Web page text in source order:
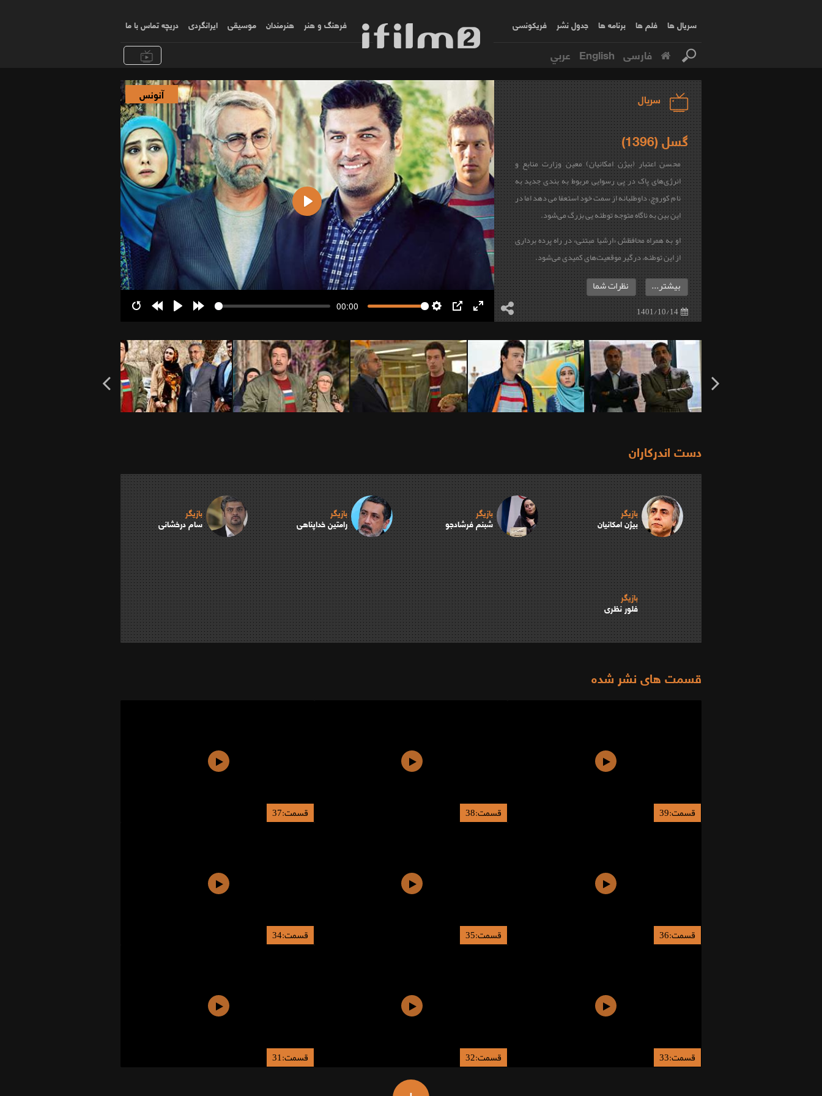
سریال ها فلم ها برنامه ها جدول نشر فریکونسی فرهنگ و هنر هنرمندان موسیقی ایرانگردی دریچه تماس با ما
فارسی English عربي
سریال
گسل (1396)
محسن اعتبار (بیژن امکانیان) معین وزارت منابع و
انرژی‌های پاک در پی رسوایی مربوط به بندی جدید به
نام کوروچ، داوطلبانه از سمت خود استعفا می دهد اما در
این بین به ناگاه متوجه توطئه‌ یی بزرگ می‌شود.
او به همراه محافظش «ارشیا مبتنی» در راه پرده برداری
از این توطئه، درگیر موقعیت‌های کمیدی می‌شود.
1401/10/14
بیشتر... نظرات شما
00:00
Enter
fullscreen
Play
آنونس
دست اندرکاران
بازیگر
بیژن امکانیان
بازیگر
شبنم فرشادجو
بازیگر
رامتین خداپناهی
بازیگر
سام درخشانی
بازیگر
فلور نظری
قسمت های نشر شده
قسمت:39 قسمت:38 قسمت:37
قسمت:36 قسمت:35 قسمت:34
قسمت:33 قسمت:32 قسمت:31